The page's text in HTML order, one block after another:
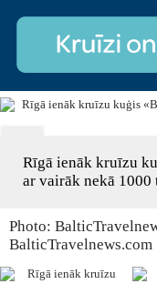
Rīgā ienāk kruīzu
ar vairāk nekā 1000
Photo:
BalticTravelnews.com